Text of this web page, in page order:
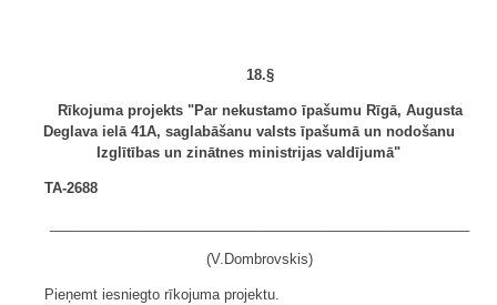
18.§
Rīkojuma projekts "Par nekustamo īpašumu Rīgā, Augusta
Deglava ielā 41A, saglabāšanu valsts īpašumā un nodošanu
Izglītības un zinātnes ministrijas valdījumā"
TA-2688
(V.Dombrovskis)
Pieņemt iesniegto rīkojuma projektu.